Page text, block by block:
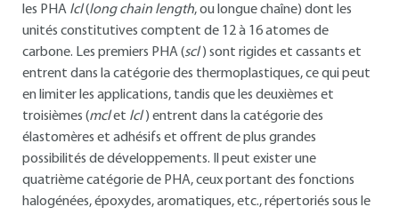
les PHA lcl(long chain length, ou longue chaîne) dont les
unités constitutives comptent de 12 à 16 atomes de
carbone. Les premiers PHA (scl) sont rigides et cassants et
entrent dans la catégorie des thermoplastiques, ce qui peut
en limiter les applications, tandis que les deuxièmes et
troisièmes (mclet lcl) entrent dans la catégorie des
élastomères et adhésifs et offrent de plus grandes
possibilités de développements. Il peut exister une
quatrième catégorie de PHA, ceux portant des fonctions
halogénées, époxydes, aromatiques, etc., répertoriés sous le